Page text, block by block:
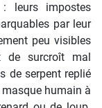
leurs impostes
par leur
peu visibles
surcroît mal
de serpent replié
humain à